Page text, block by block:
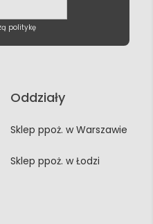
politykę
Oddziały
Sklep ppoż. w Warszawie
Sklep ppoż. w Łodzi